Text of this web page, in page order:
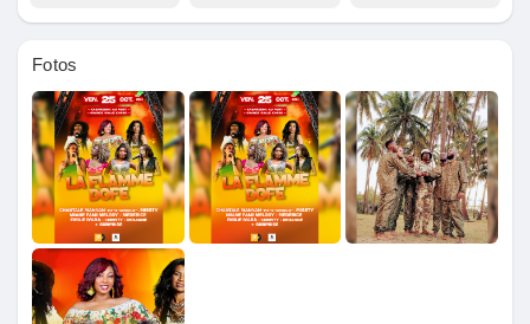
Películas
Juegos
Desarrolladores
Fotos